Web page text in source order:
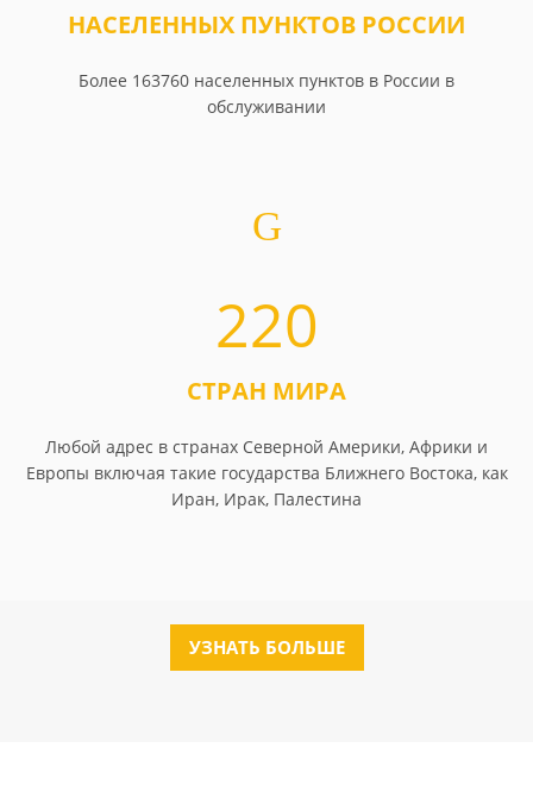
НАСЕЛЕННЫХ ПУНКТОВ РОССИИ
Более 163760 населенных пунктов в России в
обслуживании
220
СТРАН МИРА
Любой адрес в странах Северной Америки, Африки и
Европы включая такие государства Ближнего Востока, как
Иран, Ирак, Палестина
УЗНАТЬ БОЛЬШЕ